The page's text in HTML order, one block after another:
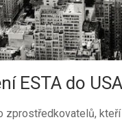
ESTA do
zprostředkovatelů,